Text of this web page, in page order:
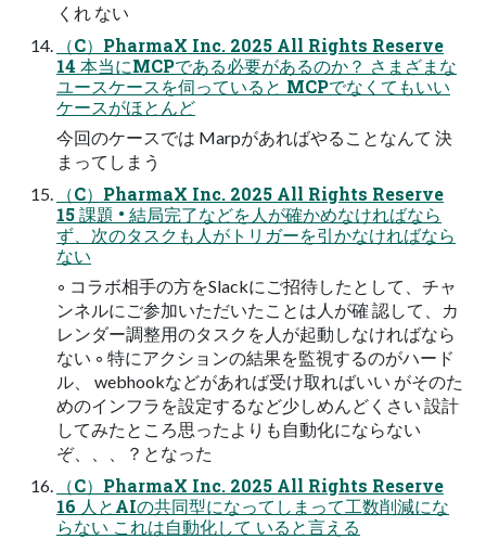
くれ ない
（C）PharmaX Inc. 2025 All Rights Reserve
14 本当にMCPである必要があるのか？ さまざまな
ユースケースを伺っていると MCPでなくてもいい
ケースがほとんど
今回のケースでは Marpがあればやることなんて 決
まってしまう
（C）PharmaX Inc. 2025 All Rights Reserve
15 課題 • 結局完了などを人が確かめなければなら
ず、次のタスクも人がトリガーを引かなければなら
ない
◦ コラボ相手の方をSlackにご招待したとして、チャ
ンネルにご参加いただいたことは人が確 認して、カ
レンダー調整用のタスクを人が起動しなければなら
ない ◦ 特にアクションの結果を監視するのがハード
ル、 webhookなどがあれば受け取ればいい がそのた
めのインフラを設定するなど少しめんどくさい 設計
してみたところ思ったよりも自動化にならない
ぞ、、、？となった
（C）PharmaX Inc. 2025 All Rights Reserve
16 人とAIの共同型になってしまって工数削減にな
らない これは自動化して いると言える